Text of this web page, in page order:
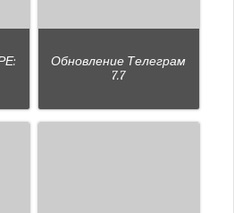
Обновление Телеграм
7.7